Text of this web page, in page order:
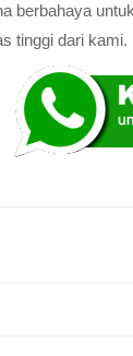
berbahaya
dari